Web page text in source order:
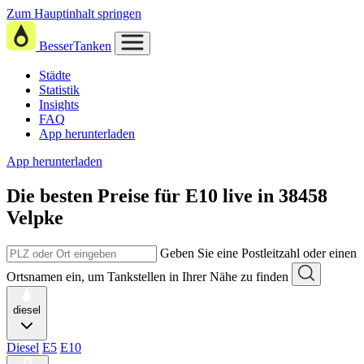
Zum Hauptinhalt springen
BesserTanken
Städte
Statistik
Insights
FAQ
App herunterladen
App herunterladen
Die besten Preise für E10 live in 38458
Velpke
Geben Sie eine Postleitzahl oder einen
Ortsnamen ein, um Tankstellen in Ihrer Nähe zu finden
diesel
Diesel E5 E10